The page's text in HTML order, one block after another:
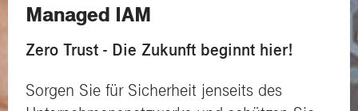
Managed IAM
Zero Trust - Die Zukunft beginnt hier!
Sorgen Sie für Sicherheit jenseits des